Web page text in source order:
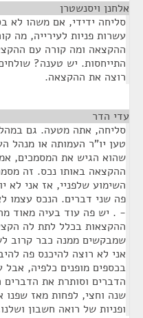
אלחנן ויסנשטרן
סליחה ידידי, אם משהו לא
עשרות פניות לעירייה, מה
ההקצאה ומה קורה עם
התייחסות. יש טענה?
רוצה את ההקצאה.
עדי הדר
סליחה, אתה מטעה. גם
טען יו"ר העמותה או מנהל
שהוא הגיש את המסמכים,
ההקצאה באותו נכס. זה
השימוע שלפניי, אז אני לא
פה שני דברים. הנכס עצמו
- . יש פה עוד בעיה מאוד
ההקצאות בכלל לתת לה
שמבקשים ממנה כבר קרוב
אני לא רוצה להיכנס פה
בכספים מופנים כלפיה,
הדברים וסותרת את
ופניות של רואה חשבון